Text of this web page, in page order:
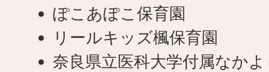
ぽこあぽこ保育園
リールキッズ楓保育園
奈良県立医科大学付属なか